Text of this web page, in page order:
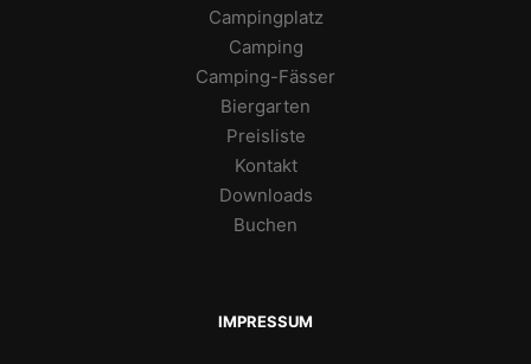
Campingplatz
Camping
Camping-Fässer
Biergarten
Preisliste
Kontakt
Downloads
Buchen
IMPRESSUM